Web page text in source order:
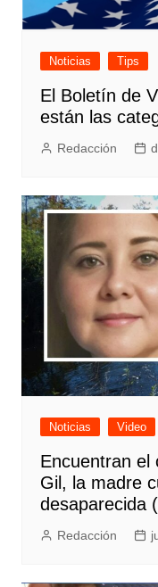
Noticias Tips
El Boletín de
están las
Redacción
Noticias Video
Encuentran el
Gil, la madre
desaparecida
Redacción